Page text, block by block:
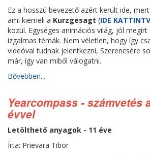
Ez a hosszú bevezető azért került ide,
ami kiemeli a Kurzgesagt (IDE
közül. Egységes animációs világ, jól
izgalmas témák. Nem véletlen, hogy így
videóval tudnak jelentkezni, Szerencsére
már, így van miből válogatni.
Bővebben...
Yearcompass - számvetés
évvel
Letölthető anyagok - 11 éve
Írta: Prievara Tibor